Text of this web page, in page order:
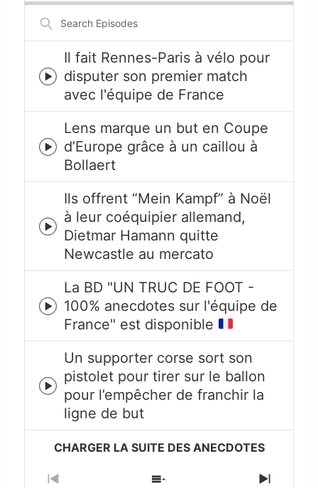
Search
Episodes
Episode
play
icon
Il fait Rennes-Paris à vélo pour
disputer son premier match
avec l'équipe de France
Episode
play
icon
Lens marque un but en Coupe
d’Europe grâce à un caillou à
Bollaert
Episode
play
icon
Ils offrent “Mein Kampf” à Noël
à leur coéquipier allemand,
Dietmar Hamann quitte
Newcastle au mercato
Episode
play
icon
La BD "UN TRUC DE FOOT -
100% anecdotes sur l'équipe de
France" est disponible
Episode
play
icon
Un supporter corse sort son
pistolet pour tirer sur le ballon
pour l’empêcher de franchir la
ligne de but